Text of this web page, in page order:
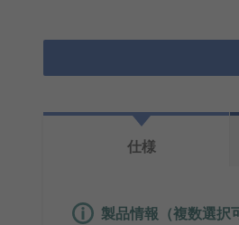
仕様
製品情報（複数選択